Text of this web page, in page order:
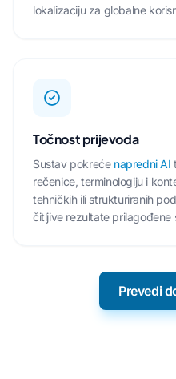
lokalizaciju za globalne
Točnost prijevoda
Sustav pokreće napredni AI
rečenice, terminologiju i
tehničkih ili strukturiranih
čitljive rezultate prilagođene
Prevedi